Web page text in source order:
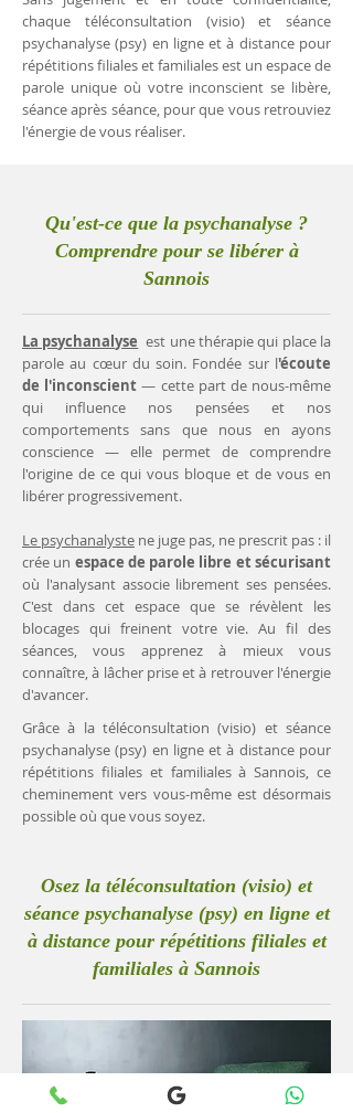
chaque téléconsultation (visio) et séance
psychanalyse (psy) en ligne et à distance pour
répétitions filiales et familiales est un espace de
parole unique où votre inconscient se libère,
séance après séance, pour que vous retrouviez
l'énergie de vous réaliser.
Qu'est-ce que la psychanalyse ?
Comprendre pour se libérer à
Sannois
La psychanalyse est une thérapie qui place la
parole au cœur du soin. Fondée sur l'écoute
de l'inconscient— cette part de nous-même
qui influence nos pensées et nos
comportements sans que nous en ayons
conscience — elle permet de comprendre
l'origine de ce qui vous bloque et de vous en
libérer progressivement.
Le psychanalyste ne juge pas, ne prescrit pas : il
crée un espace de parole libre et sécurisant
où l'analysant associe librement ses pensées.
C'est dans cet espace que se révèlent les
blocages qui freinent votre vie. Au fil des
séances, vous apprenez à mieux vous
connaître, à lâcher prise et à retrouver l'énergie
d'avancer.
Grâce à la téléconsultation (visio) et séance
psychanalyse (psy) en ligne et à distance pour
répétitions filiales et familiales à Sannois, ce
cheminement vers vous-même est désormais
possible où que vous soyez.
Osez la téléconsultation (visio) et
séance psychanalyse (psy) en ligne et
à distance pour répétitions filiales et
familiales à Sannois